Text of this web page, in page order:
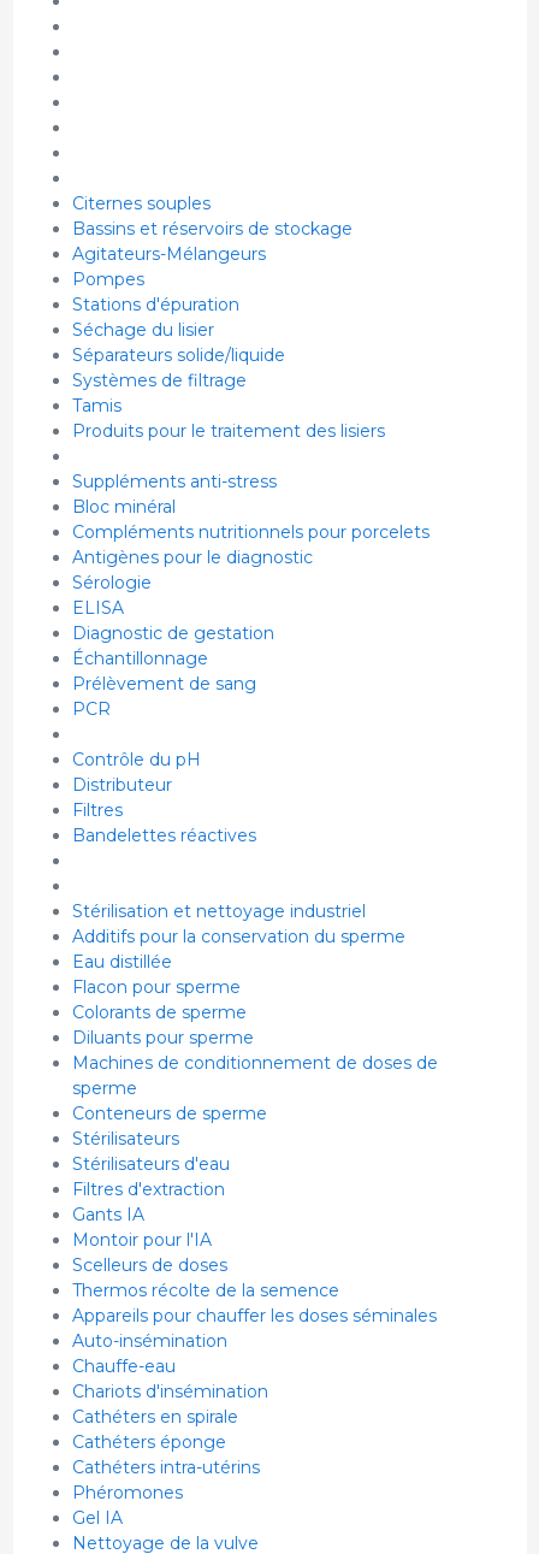
Citernes souples
Bassins et réservoirs de stockage
Agitateurs-Mélangeurs
Pompes
Stations d'épuration
Séchage du lisier
Séparateurs solide/liquide
Systèmes de filtrage
Tamis
Produits pour le traitement des lisiers
Suppléments anti-stress
Bloc minéral
Compléments nutritionnels pour porcelets
Antigènes pour le diagnostic
Sérologie
ELISA
Diagnostic de gestation
Échantillonnage
Prélèvement de sang
PCR
Contrôle du pH
Distributeur
Filtres
Bandelettes réactives
Stérilisation et nettoyage industriel
Additifs pour la conservation du sperme
Eau distillée
Flacon pour sperme
Colorants de sperme
Diluants pour sperme
Machines de conditionnement de doses de
sperme
Conteneurs de sperme
Stérilisateurs
Stérilisateurs d'eau
Filtres d'extraction
Gants IA
Montoir pour l'IA
Scelleurs de doses
Thermos récolte de la semence
Appareils pour chauffer les doses séminales
Auto-insémination
Chauffe-eau
Chariots d'insémination
Cathéters en spirale
Cathéters éponge
Cathéters intra-utérins
Phéromones
Gel IA
Nettoyage de la vulve